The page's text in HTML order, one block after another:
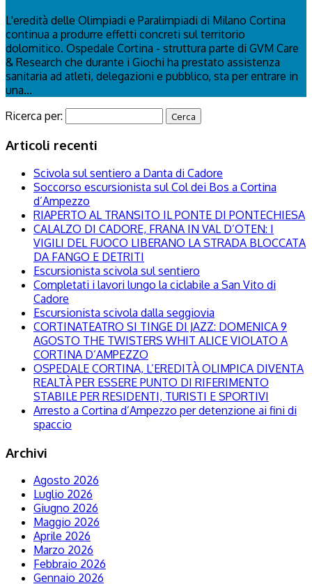
L'eredità delle Olimpiadi e Paralimpiadi di Milano Cortina
continua a produrre effetti concreti sul territorio
dolomitico. Ospedale Cortina - struttura parte di GVM Care
& Research che durante i Giochi ha prestato assistenza
sanitaria ad atleti, delegazioni e pubblico, sta per entrare in
una...
Ricerca per:
Articoli recenti
Scivola sul sentiero a Danta di Cadore
Soccorso escursionista sul Col dei Bos a Cortina
d’Ampezzo
RIAPERTO AL TRANSITO IL PONTE DI PONTECHIESA
CALALZO DI CADORE, FRANA IN VAL D’OTEN: I
VIGILI DEL FUOCO LIBERANO LA STRADA BLOCCATA
DA FANGO E DETRITI
Escursionista scivola sul sentiero
Completati i lavori lungo la ciclabile a San Vito di
Cadore
Escursionista scivola dalla seggiovia
CORTINATEATRO SI TINGE DI JAZZ: DOMENICA 9
AGOSTO THE TWISTERS WHIT ALICE VIOLATO A
CORTINA D’AMPEZZO
OSPEDALE CORTINA, L’EREDITÀ OLIMPICA DIVENTA
REALTÀ PER ESSERE PUNTO DI RIFERIMENTO
STABILE PER RESIDENTI, TURISTI E SPORTIVI
Arresto a Cortina d’Ampezzo per detenzione ai fini di
spaccio
Archivi
Agosto 2026
Luglio 2026
Giugno 2026
Maggio 2026
Aprile 2026
Marzo 2026
Febbraio 2026
Gennaio 2026